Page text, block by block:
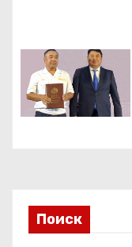
з
а
с
яПоиск